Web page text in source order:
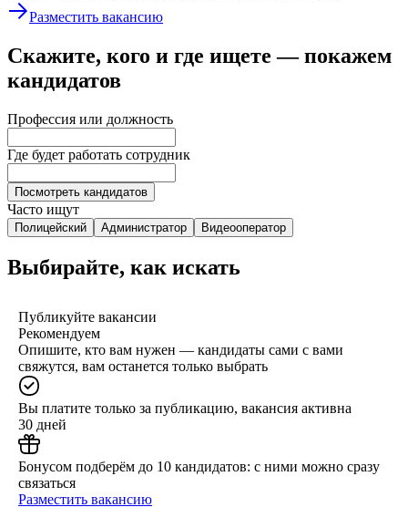
Разместить вакансию
Скажите, кого и где ищете — покажем
кандидатов
Профессия или должность
Где будет работать сотрудник
Посмотреть кандидатов
Часто ищут
Полицейский Администратор Видеооператор
Выбирайте, как искать
Публикуйте вакансии
Рекомендуем
Опишите, кто вам нужен — кандидаты сами с вами
свяжутся, вам останется только выбрать
Вы платите только за публикацию, вакансия активна
30 дней
Бонусом подберём до 10 кандидатов: с ними можно сразу
связаться
Разместить вакансию